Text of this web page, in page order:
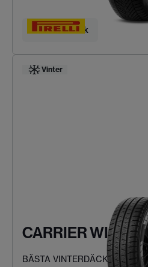
Hitta ditt däck
Vinter
CARRIER WINTER
BÄSTA VINTERDÄCKEN FÖR